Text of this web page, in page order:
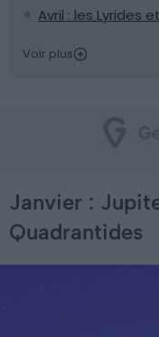
Avril : les Lyrides
Voir plus
Janvier :
Quadrantides